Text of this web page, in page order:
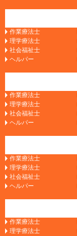
作業療法士
理学療法士
社会福祉士
ヘルパー
作業療法士
理学療法士
社会福祉士
ヘルパー
作業療法士
理学療法士
社会福祉士
ヘルパー
作業療法士
理学療法士